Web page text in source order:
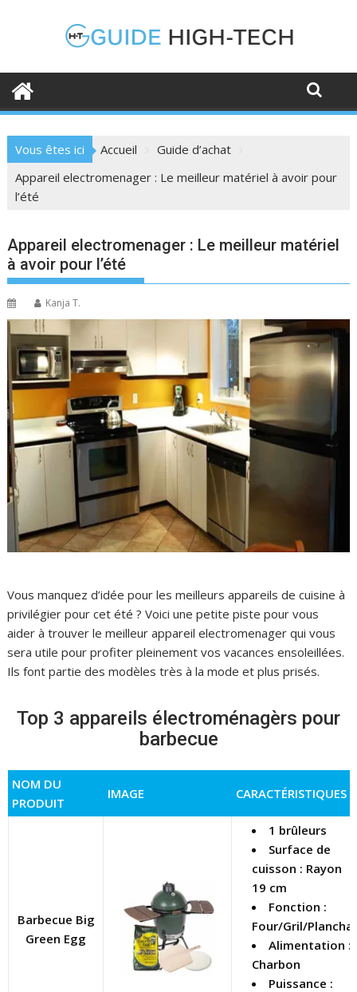
Vous êtes ici Accueil
Guide d’achat
Appareil electromenager : Le meilleur matériel à avoir pour
l’été
Appareil electromenager : Le meilleur matériel
à avoir pour l’été
Kanja T.
Vous manquez d’idée pour les meilleurs appareils de cuisine à
privilégier pour cet été ? Voici une petite piste pour vous
aider à trouver le meilleur appareil electromenager qui vous
sera utile pour profiter pleinement vos vacances ensoleillées.
Ils font partie des modèles très à la mode et plus prisés.
Top 3 appareils électroménagèrs pour
barbecue
NOM DU
PRODUIT
IMAGE CARACTÉRISTIQUES
Barbecue Big
Green Egg
1 brûleurs
Surface de
cuisson : Rayon
19 cm
Fonction :
Four/Gril/Plancha
Alimentation :
Charbon
Puissance :